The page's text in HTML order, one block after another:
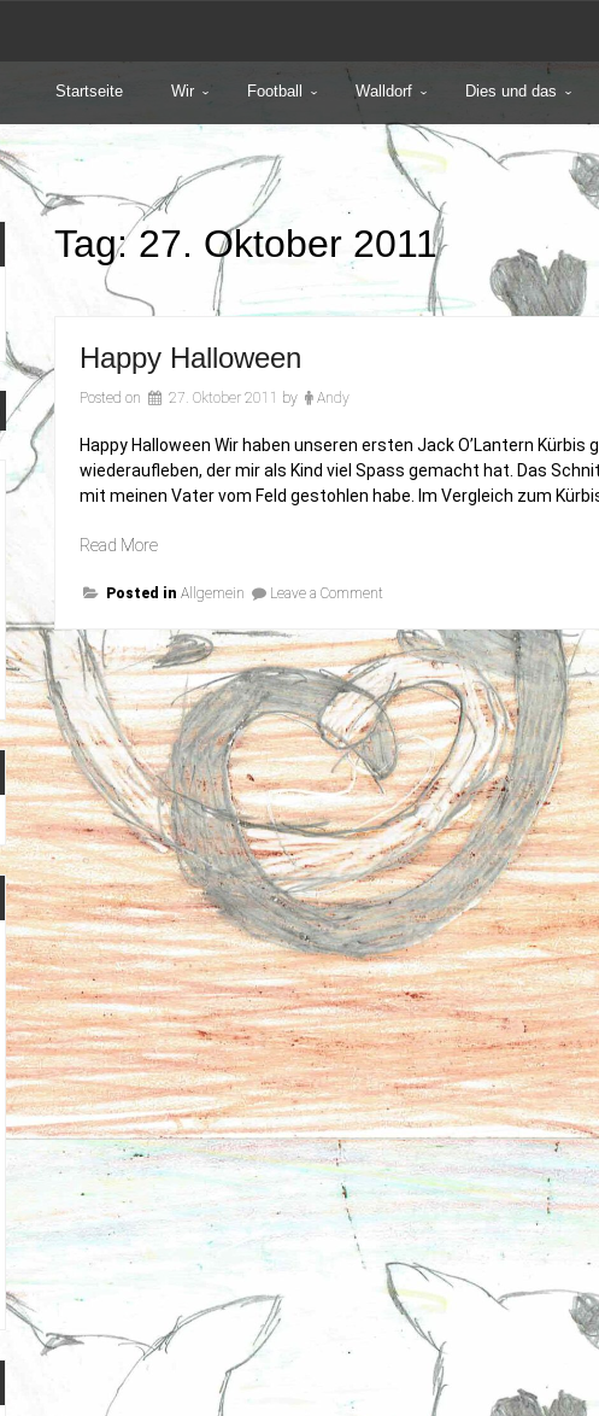
Startseite Wir Football Walldorf Dies und das
Tag:27. Oktober 2011
Happy Halloween
Posted on 27. Oktober 2011 by Andy
Happy Halloween Wir haben unseren ersten Jack O’Lantern
wiederaufleben, der mir als Kind viel Spass gemacht hat. Das
mit meinen Vater vom Feld gestohlen habe. Im Vergleich zum
Read More„Happy
Posted in Allgemein Leave a Commenton